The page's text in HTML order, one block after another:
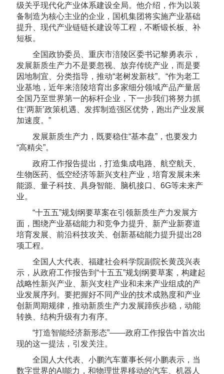
级关乎现代化产业体系建设全局。他介绍，作为以装
备制造为核心主业的企业，国机集团将实施产业基础
提升、现代产业链链长建设等工程，不断锻长板、补
短板。
全国政协委员、重庆市涪陵区委书记黎勇表示，
发展新质生产力不是要忽视、放弃传统产业，而是要
因地制宜、分类指导，推动“老树发新枝”。“作为老工
业基地，近年来涪陵培育出多家细分领域产品产量居
全国乃至世界第一的标杆企业，下一步我们将努力抓
住‘两新’政策机遇、发挥制造强区优势，跑出产业发展
加速度。”
发展新质生产力，既要稳住“基本盘”，也要发力
“高精尖”。
政府工作报告提出，打造集成电路、航空航天、
生物医药、低空经济等新兴支柱产业，培育发展未来
能源、量子科技、具身智能、脑机接口、6G等未来产
业。
“十五五”规划纲要草案在引领新质生产力发展方
面，围绕产业基础能力和竞争力提升、新产业新赛道
培育发展、前沿科技攻关、创新基础能力提升提出28
项工程。
全国人大代表、福建社会科学院副院长黄茂兴表
示，从政府工作报告到“十五五”规划纲要草案，构建起
战略性新兴产业、新兴支柱产业和未来产业组成的产
业发展序列。要把握好不同产业的技术成熟度和产业
创新周期规律，推动新质生产力发展蹄疾步稳，动能
转换、结构升级有力有序。
“打造智能经济新形态”——政府工作报告中首次出
现的这一提法，引发关注。
全国人大代表、小鹏汽车董事长何小鹏表示，当
数字世界的AI能力，和物理世界移动的汽车、机器人